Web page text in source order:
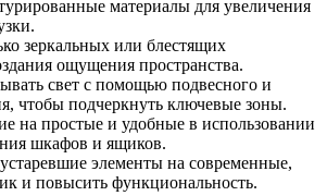
материалы для увеличения
зеркальных или блестящих
ощущения пространства.
свет с помощью подвесного и
чтобы подчеркнуть ключевые зоны.
на простые и удобные в использовании
шкафов и ящиков.
элементы на современные,
и повысить функциональность.